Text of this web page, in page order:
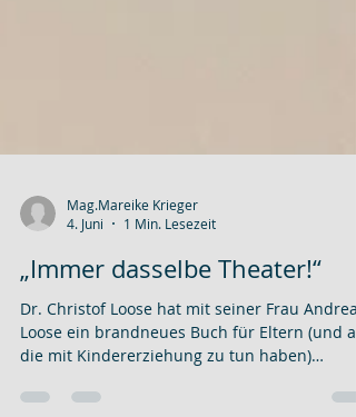
4. Juni
1 Min. Lesezeit
„Immer dasselbe Theater!“
Dr. Christof Loose hat mit seiner Frau Andrea
die mit Kindererziehung zu tun haben)